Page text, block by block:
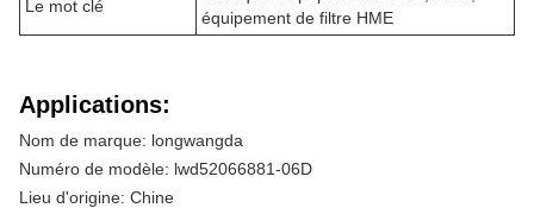
Le mot clé
équipement de filtre HME
Applications:
Nom de marque: longwangda
Numéro de modèle: lwd52066881-06D
Lieu d'origine: Chine